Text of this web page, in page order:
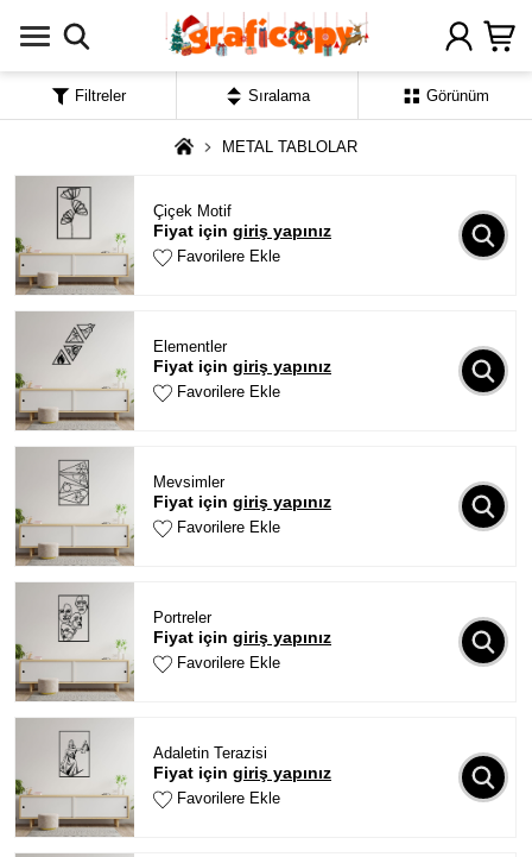
METAL TABLOLAR
Çiçek Motif
Fiyat için giriş yapınız
Favorilere Ekle
Elementler
Fiyat için giriş yapınız
Favorilere Ekle
Mevsimler
Fiyat için giriş yapınız
Favorilere Ekle
Portreler
Fiyat için giriş yapınız
Favorilere Ekle
Adaletin Terazisi
Fiyat için giriş yapınız
Favorilere Ekle
Filtreler Sıralama Görünüm